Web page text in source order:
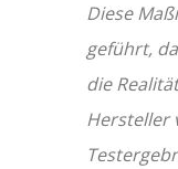
Diese
geführt,
die
Hersteller